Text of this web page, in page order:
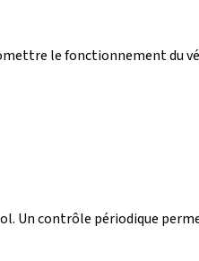
le fonctionnement du
Un contrôle périodique